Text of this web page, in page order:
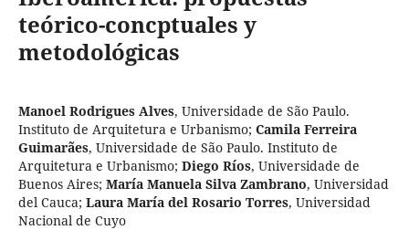
teórico-concptuales y
metodológicas
Manoel Rodrigues Alves, Universidade de São Paulo.
Instituto de Arquitetura e Urbanismo; Camila Ferreira
Guimarães, Universidade de São Paulo. Instituto de
Arquitetura e Urbanismo; Diego Ríos, Universidade de
Buenos Aires; María Manuela Silva Zambrano, Universidad
del Cauca; Laura María del Rosario Torres, Universidad
Nacional de Cuyo